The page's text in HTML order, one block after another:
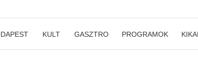
KULT GASZTRO PROGRAMOK